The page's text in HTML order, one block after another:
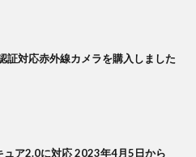
対応赤外線カメラを購入しました
ア2.0に対応 2023年4月5日から